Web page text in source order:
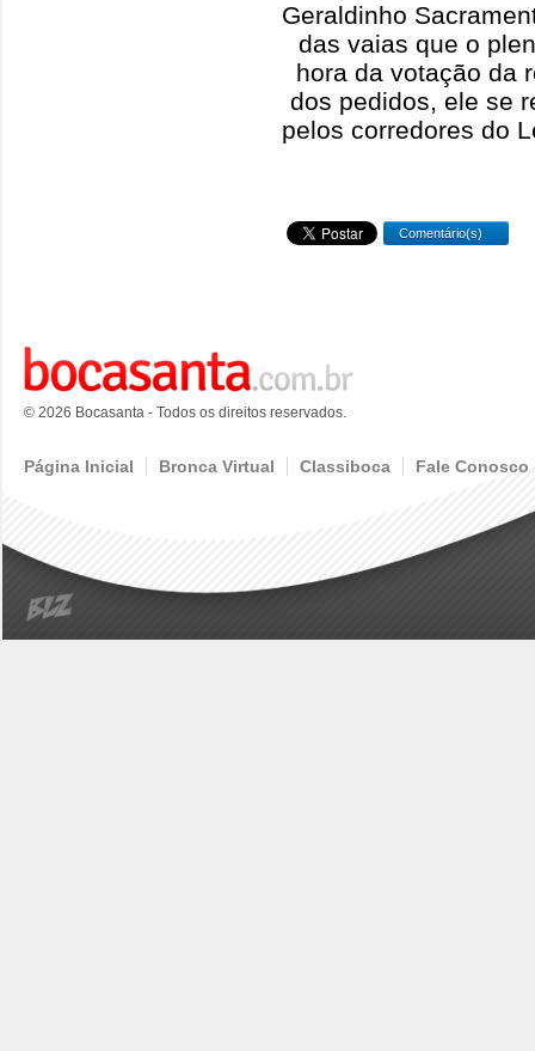
Geraldinho
das vaias que o
hora da votação da
dos pedidos, ele se
pelos corredores do
Comentário(s)
© 2026 Bocasanta - Todos os direitos reservados.
Página Inicial Bronca Virtual Classiboca Fale Conosco